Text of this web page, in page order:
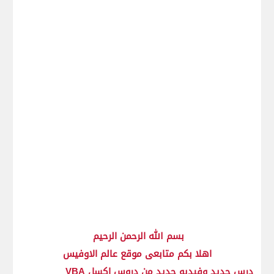
بسم الله الرحمن الرحيم
اهلا بكم متابعى موقع عالم الاوفيس